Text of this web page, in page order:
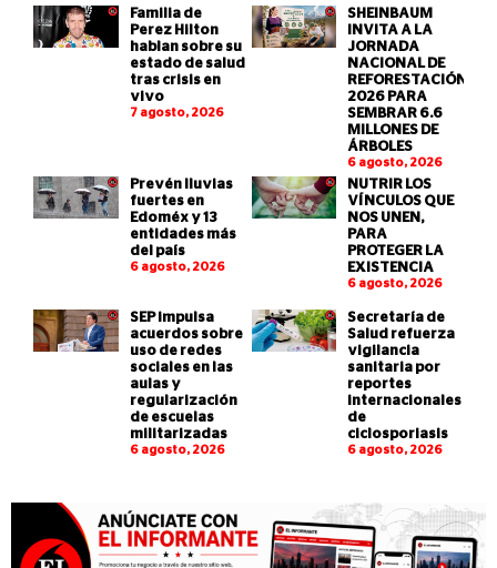
Familia de
Perez Hilton
hablan sobre su
estado de salud
tras crisis en
vivo
7 agosto, 2026
SHEINBAUM
INVITA A LA
JORNADA
NACIONAL DE
REFORESTACIÓN
2026 PARA
SEMBRAR 6.6
MILLONES DE
ÁRBOLES
6 agosto, 2026
Prevén lluvias
fuertes en
Edoméx y 13
entidades más
del país
6 agosto, 2026
NUTRIR LOS
VÍNCULOS QUE
NOS UNEN,
PARA
PROTEGER LA
EXISTENCIA
6 agosto, 2026
SEP impulsa
acuerdos sobre
uso de redes
sociales en las
aulas y
regularización
de escuelas
militarizadas
6 agosto, 2026
Secretaría de
Salud refuerza
vigilancia
sanitaria por
reportes
internacionales
de
ciclosporiasis
6 agosto, 2026